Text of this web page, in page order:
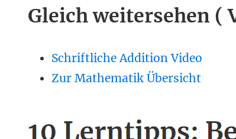
Gleich weitersehen (
Schriftliche Addition Video
Zur Mathematik Übersicht